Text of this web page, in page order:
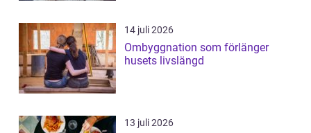
14 juli 2026
Ombyggnation som förlänger
husets livslängd
13 juli 2026